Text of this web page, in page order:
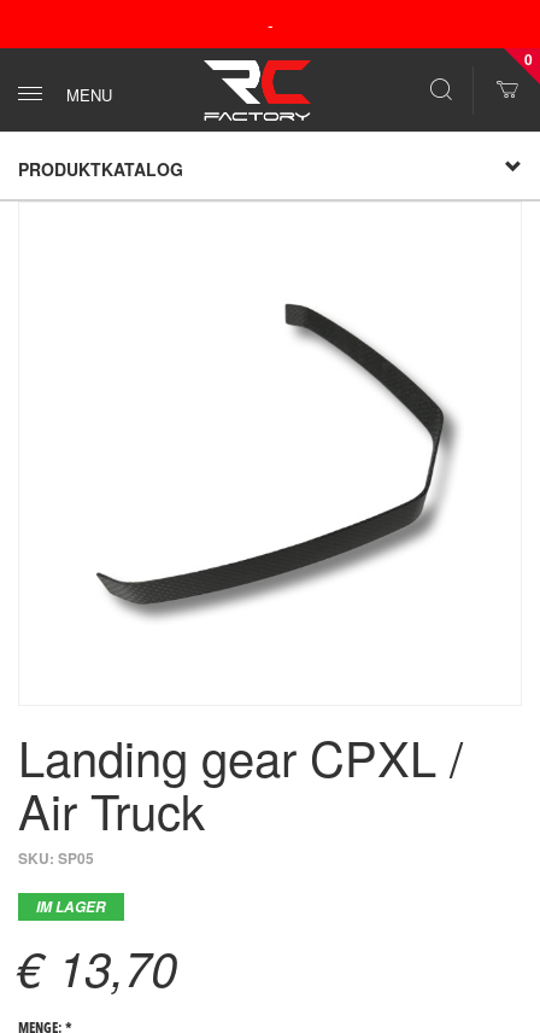
-
MENU
0
PRODUKTKATALOG
Landing gear CPXL /
Air Truck
SKU: SP05
IM LAGER
€ 13,70
MENGE: *